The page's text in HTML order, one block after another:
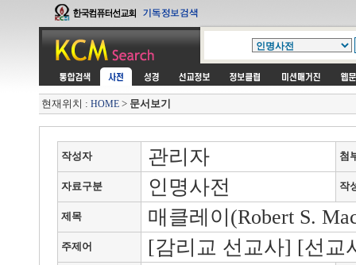
현재위치 : HOME > 문서보기
작성자 관리자 첨
자료구분 인명사전 작
제목 매클레이(Robert S.
주제어 [감리교 선교사] [선교